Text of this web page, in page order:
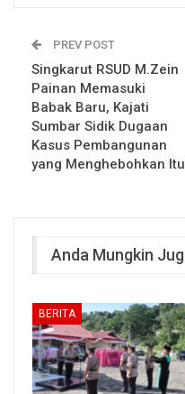
PREV POST
Singkarut RSUD M.Zein
Painan Memasuki
Babak Baru, Kajati
Sumbar Sidik Dugaan
Kasus Pembangunan
yang Menghebohkan Itu
Anda Mungkin
BERITA